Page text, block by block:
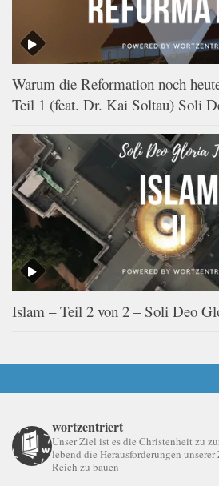
Warum die Reformation noch
Teil 1 (feat. Dr. Kai Soltau) Soli
Islam – Teil 2 von 2 – Soli Deo
wortzentriert
Unser Ziel ist es die Christenheit zu
lebend die Herausforderungen
Reich zu bauen